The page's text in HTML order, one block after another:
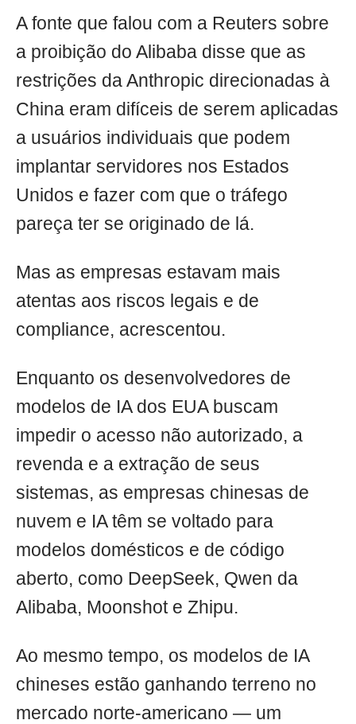
A fonte que falou com a Reuters sobre
a proibição do Alibaba disse que as
restrições da Anthropic direcionadas à
China eram difíceis de serem aplicadas
a usuários individuais que podem
implantar servidores nos Estados
Unidos e fazer com que o tráfego
pareça ter se originado de lá.
Mas as empresas estavam mais
atentas aos riscos legais e de
compliance, acrescentou.
Enquanto os desenvolvedores de
modelos de IA dos EUA buscam
impedir o acesso não autorizado, a
revenda e a extração de seus
sistemas, as empresas chinesas de
nuvem e IA têm se voltado para
modelos domésticos e de código
aberto, como DeepSeek, Qwen da
Alibaba, Moonshot e Zhipu.
Ao mesmo tempo, os modelos de IA
chineses estão ganhando terreno no
mercado norte-americano — um